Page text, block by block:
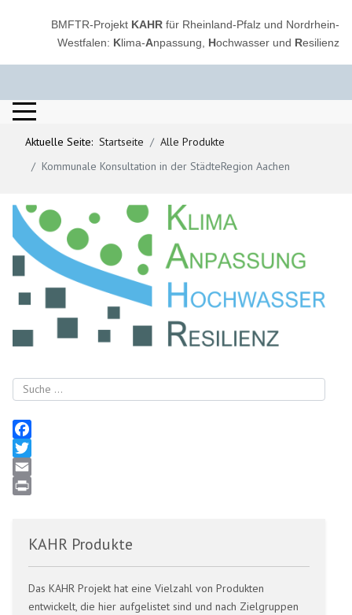
BMFTR-Projekt KAHR für Rheinland-Pfalz und Nordrhein-
Westfalen: Klima-Anpassung, Hochwasser und Resilienz
Aktuelle Seite:Startseite
Alle Produkte
Kommunale Konsultation in der StädteRegion Aachen
Suchen
Facebook
Twitter
Email
KAHR Produkte
Das KAHR Projekt hat eine Vielzahl von Produkten
entwickelt, die hier aufgelistet sind und nach Zielgruppen